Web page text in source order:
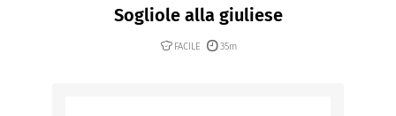
Sogliole alla giuliese
FACILE 35m